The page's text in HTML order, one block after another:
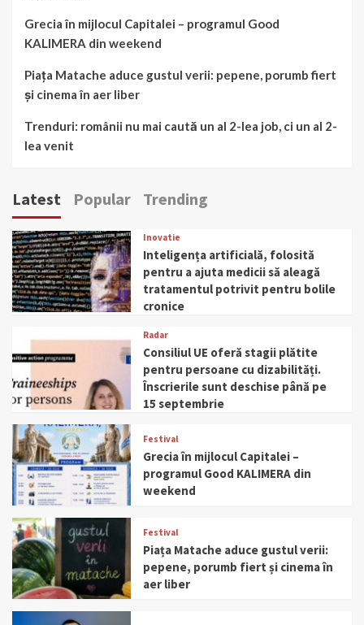
Grecia în mijlocul Capitalei – programul Good
KALIMERA din weekend
Piața Matache aduce gustul verii: pepene, porumb fiert
și cinema în aer liber
Trenduri: românii nu mai caută un al 2-lea job, ci un al 2-
lea venit
Latest Popular Trending
Inovatie
Inteligența artificială, folosită
pentru a ajuta medicii să aleagă
tratamentul potrivit pentru bolile
cronice
Radar
Consiliul UE oferă stagii plătite
pentru persoane cu dizabilități.
Înscrierile sunt deschise până pe
15 septembrie
Festival
Grecia în mijlocul Capitalei –
programul Good KALIMERA din
weekend
Festival
Piața Matache aduce gustul verii:
pepene, porumb fiert și cinema în
aer liber